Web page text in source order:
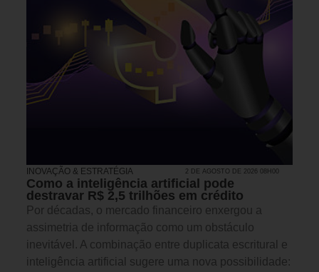
INOVAÇÃO & ESTRATÉGIA 2 DE AGOSTO DE 2026 08H00
Como a inteligência artificial pode
destravar R$ 2,5 trilhões em crédito
Por décadas, o mercado financeiro enxergou a
assimetria de informação como um obstáculo
inevitável. A combinação entre duplicata escritural e
inteligência artificial sugere uma nova possibilidade: